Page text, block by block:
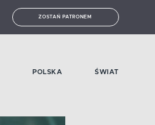
ZOSTAŃ PATRONEM
POLSKA ŚWIAT